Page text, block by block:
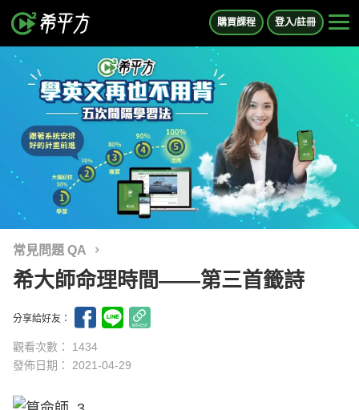
購買課程 登入/註冊
常見問題 QA
希大師命理時間——第三首籤詩
分享給好友：
觀看次數： 1434
發佈日期： 2021-04-29